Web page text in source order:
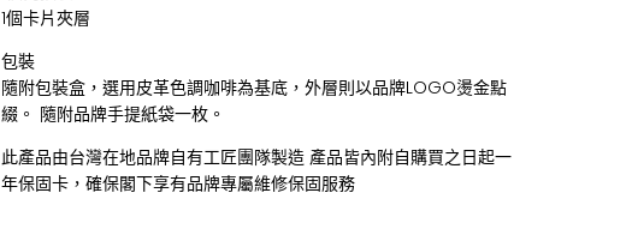
1個卡片夾層
包裝
隨附包裝盒，選用皮革色調咖啡為基底，外層則以品牌LOGO燙金點
綴。 隨附品牌手提紙袋一枚。
此產品由台灣在地品牌自有工匠團隊製造 產品皆內附自購買之日起一
年保固卡，確保閣下享有品牌專屬維修保固服務